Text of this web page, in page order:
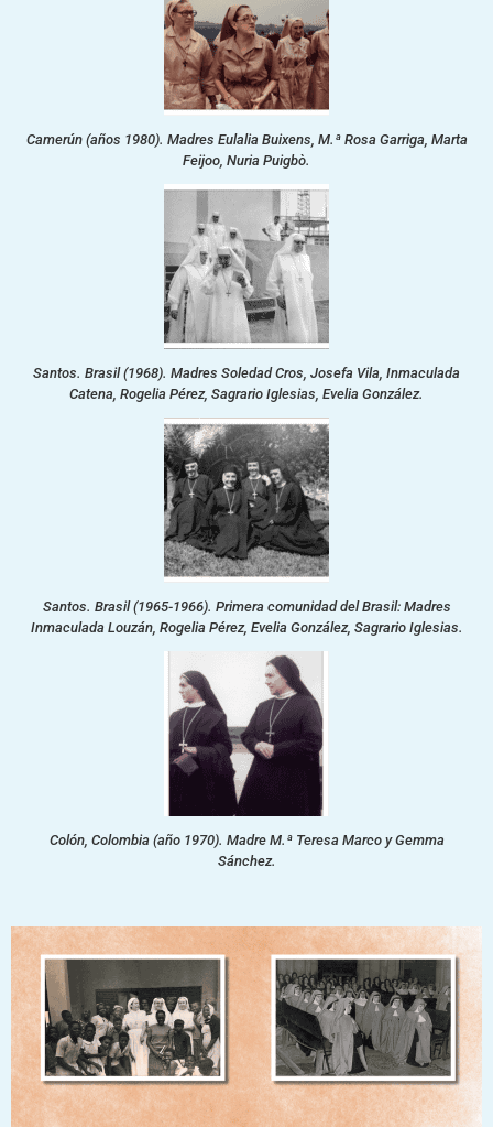
Camerún (años 1980). Madres Eulalia Buixens, M.ª Rosa Garriga, Marta
Feijoo, Nuria Puigbò.
Santos. Brasil (1968). Madres Soledad Cros, Josefa Vila, Inmaculada
Catena, Rogelia Pérez, Sagrario Iglesias, Evelia González.
Santos. Brasil (1965-1966). Primera comunidad del Brasil: Madres
Inmaculada Louzán, Rogelia Pérez, Evelia González, Sagrario Iglesias.
Colón, Colombia (año 1970). Madre M.ª Teresa Marco y Gemma
Sánchez.